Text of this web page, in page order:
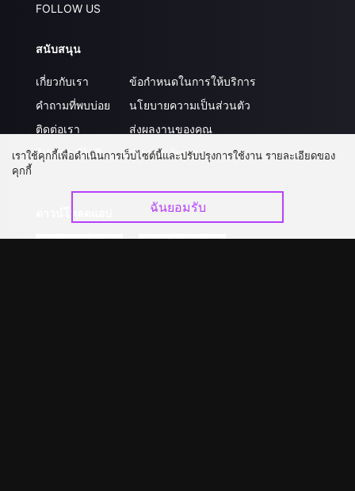
FOLLOW US
สนับสนุน
เกี่ยวกับเรา
คำถามที่พบบ่อย
ติดต่อเรา
อัปเกรด วีไอพี
ข้อกำหนดในการให้บริการ
นโยบายความเป็นส่วนตัว
ส่งผลงานของคุณ
ร่วมงานกับเรา
เราใช้คุกกี้เพื่อดำเนินการเว็บไซต์นี้และปรับปรุงการใช้งาน รายละเอียดของ
คุกกี้
ฉันยอมรับ